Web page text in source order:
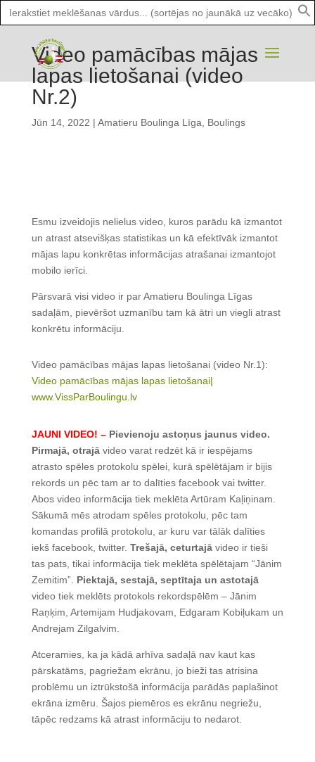
Search
for:
Video pamācības mājas
lapas lietošanai (video
Nr.2)
Jūn 14, 2022 | Amatieru Boulinga Līga Boulings
Esmu izveidojis nelielus video, kuros parādu kā izmantot
un atrast atsevišķas statistikas un kā efektīvāk izmantot
mājas lapu konkrētas informācijas atrašanai izmantojot
mobilo ierīci.
Pārsvarā visi video ir par Amatieru Boulinga Līgas
sadaļām, pievēršot uzmanību tam kā ātri un viegli atrast
konkrētu informāciju.
Video pamācības mājas lapas lietošanai (video Nr.1):
Video pamācības mājas lapas lietošanai|
www.VissParBoulingu.lv
JAUNI VIDEO! – Pievienoju astoņus jaunus video.
Pirmajā, otrajāvideo varat redzēt kā ir iespējams
atrasto spēles protokolu spēlei, kurā spēlētājam ir bijis
rekords un pēc tam ar to dalīties facebook vai twitter.
Abos video informācija tiek meklēta Artūram Kaļiņinam.
Sākumā mēs atrodam spēles protokolu, pēc tam
komandas profilā protokolu, ar kuru var tālāk dalīties
iekš facebook, twitter. Trešajā, ceturtajāvideo ir tieši
tas pats, tikai informācija tiek meklēta spēlētajam “Jānim
Zemitim”. Piektajā, sestajā, septītaja un astotajā
video tiek meklēts protokols rekordspēlēm – Jānim
Raņķim, Artemijam Hudjakovam, Edgaram Kobiļukam un
Andrejam Zilgalvim.
Atceramies, ka ja kādā arhīva sadaļā nav kaut kas
pārskatāms, pagriežam ekrānu, jo bieži tas atrisina
problēmu un iztrūkstošā informācija parādās paplašinot
ekrāna izmēru. Šajos piemēros es ekrānu negriežu,
tāpēc redzams kā atrast informāciju to nedarot.